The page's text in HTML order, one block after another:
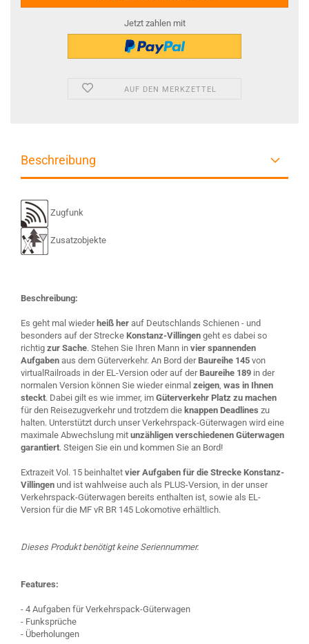
Jetzt zahlen mit
AUF DEN MERKZETTEL
Beschreibung
Zugfunk
Zusatzobjekte
Beschreibung:
Es geht mal wiederheiß her auf Deutschlands Schienen - und
besonders auf der Strecke Konstanz-Villingen geht es dabei so
richtig zur Sache. Stehen Sie Ihren Mann in vier spannenden
Aufgaben aus dem Güterverkehr. An Bord derBaureihe 145 von
virtualRailroads in der EL-Version oder auf derBaureihe 189 in der
normalen Version können Sie wieder einmal zeigen, was in Ihnen
steckt. Dabei gilt es wie immer, im Güterverkehr Platz zu machen
für den Reisezugverkehr und trotzdem die knappen Deadlines zu
halten. Unterstützt durch unser Verkehrspack-Güterwagen wird eine
maximale Abwechslung mit unzähligen verschiedenen Güterwagen
garantiert. Steigen Sie ein und kommen Sie an Bord!
Extrazeit Vol. 15 beinhaltet vier Aufgaben für die Strecke Konstanz-
Villingen und ist wahlweise auch als PLUS-Version, in der unser
Verkehrspack-Güterwagen bereits enthalten ist, sowie als EL-
Version für die MF vR BR 145 Lokomotive erhältlich.
Dieses Produkt benötigt keine Seriennummer.
Features:
- 4 Aufgaben für Verkehrspack-Güterwagen
- Funksprüche
- Überholungen